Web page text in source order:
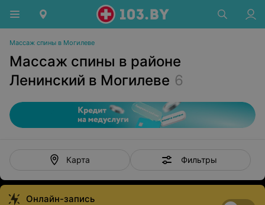
Массаж спины в Могилеве
Массаж спины в районе
Ленинский в Могилеве 6
Карта Фильтры
Онлайн-запись